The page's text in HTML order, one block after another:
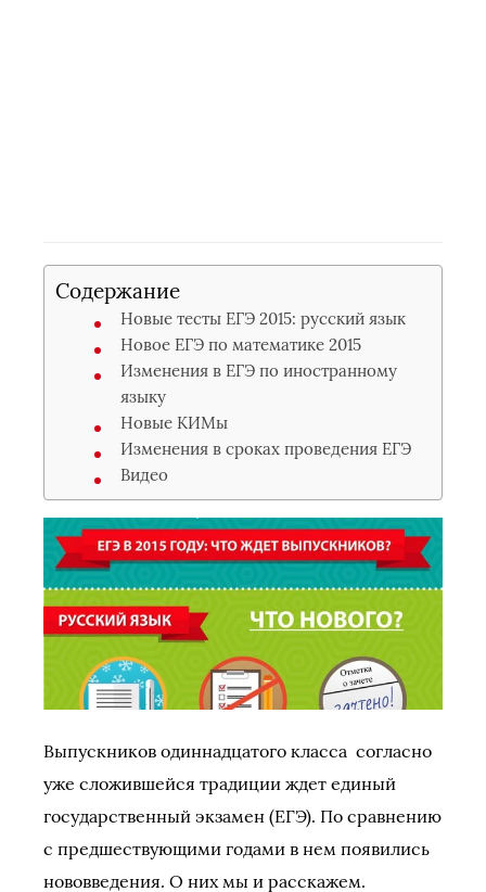
Содержание
Новые тесты ЕГЭ 2015: русский язык
Новое ЕГЭ по математике 2015
Изменения в ЕГЭ по иностранному
языку
Новые КИМы
Изменения в сроках проведения ЕГЭ
Видео
Выпускников одиннадцатого класса согласно
уже сложившейся традиции ждет единый
государственный экзамен (ЕГЭ). По сравнению
с предшествующими годами в нем появились
нововведения. О них мы и расскажем.